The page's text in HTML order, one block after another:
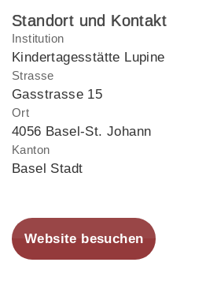
Standort und Kontakt
Institution
Kindertagesstätte Lupine
Strasse
Gasstrasse 15
Ort
4056 Basel-St. Johann
Kanton
Basel Stadt
Website besuchen